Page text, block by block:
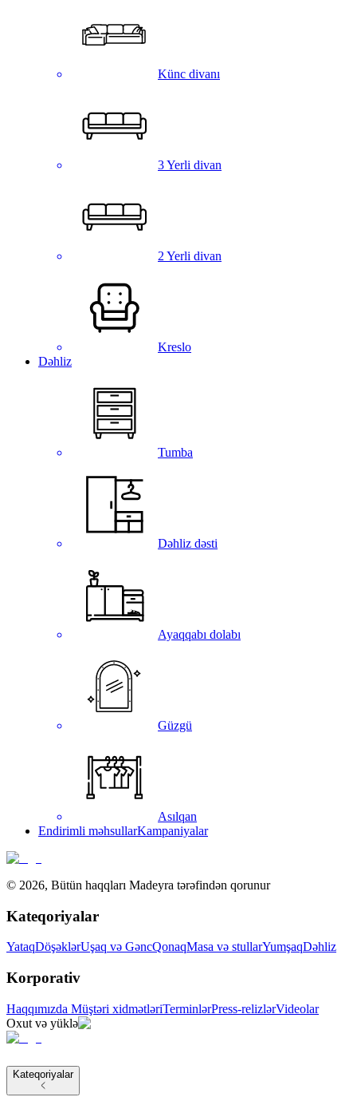
Künc divanı
3 Yerli divan
2 Yerli divan
Kreslo
Dəhliz
Tumba
Dəhliz dəsti
Ayaqqabı dolabı
Güzgü
Asılqan
Endirimli məhsullarKampaniyalar
© 2026, Bütün haqqları Madeyra tərəfindən qorunur
Kateqoriyalar
YataqDöşəklərUşaq və GəncQonaqMasa və stullarYumşaqDəhliz
Korporativ
Haqqımızda Müştəri xidmətləriTerminlərPress-relizlərVideolar
Oxut və yüklə
Kateqoriyalar